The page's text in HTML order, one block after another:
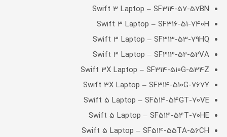
Swift 3 Laptop – SF314-57-57BN
Swift 3 Laptop – SF316-51-740H
Swift 3 Laptop – SF313-53-79HQ
Swift 3 Laptop – SF313-52-52VA
Swift 3X Laptop – SF314-510G-534Z
Swift 3X Laptop – SF314-510G-767Y
Swift 5 Laptop – SF514-54GT-70VE
Swift 5 Laptop – SF514-54T-70HE
Swift 5 Laptop – SF514-55TA-56CH